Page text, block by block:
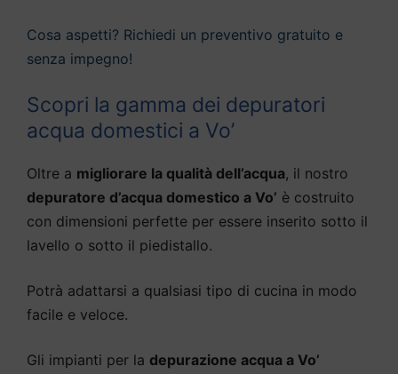
Cosa aspetti? Richiedi un preventivo gratuito e
senza impegno!
Scopri la gamma dei depuratori
acqua domestici a Vo’
Oltre a migliorare la qualità dell’acqua, il nostro
depuratore d’acqua domestico a Vo’ è costruito
con dimensioni perfette per essere inserito sotto il
lavello o sotto il piedistallo.
Potrà adattarsi a qualsiasi tipo di cucina in modo
facile e veloce.
Gli impianti per la depurazione acqua a Vo’